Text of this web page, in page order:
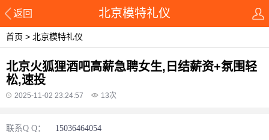
返回 北京模特礼仪
首页 > 北京模特礼仪
北京火狐狸酒吧高薪急聘女生,日结薪资+氛围轻
松,速投
2025-11-02 23:24:57 13次
联系Q Q：
15036464054